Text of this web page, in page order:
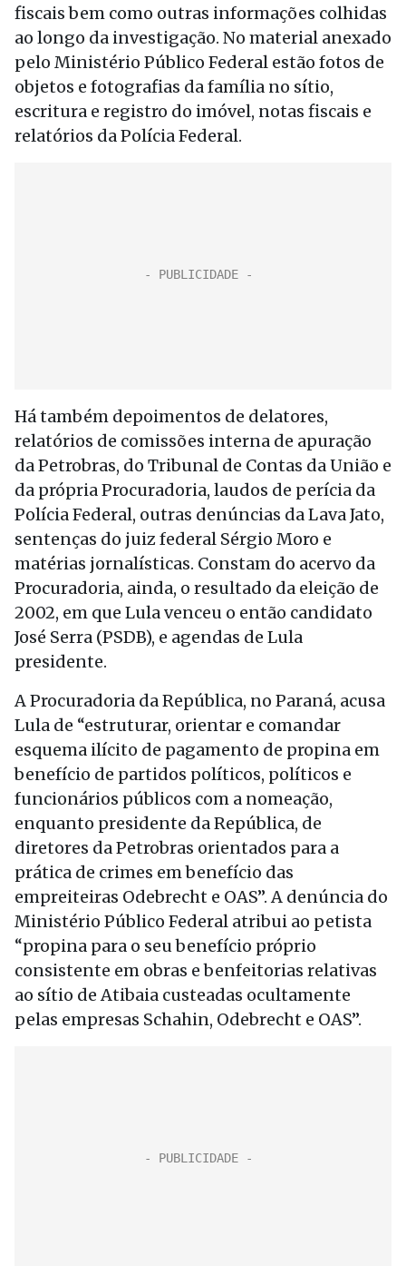
fiscais bem como outras informações colhidas
ao longo da investigação. No material anexado
pelo Ministério Público Federal estão fotos de
objetos e fotografias da família no sítio,
escritura e registro do imóvel, notas fiscais e
relatórios da Polícia Federal.
Há também depoimentos de delatores,
relatórios de comissões interna de apuração
da Petrobras, do Tribunal de Contas da União e
da própria Procuradoria, laudos de perícia da
Polícia Federal, outras denúncias da Lava Jato,
sentenças do juiz federal Sérgio Moro e
matérias jornalísticas. Constam do acervo da
Procuradoria, ainda, o resultado da eleição de
2002, em que Lula venceu o então candidato
José Serra (PSDB), e agendas de Lula
presidente.
A Procuradoria da República, no Paraná, acusa
Lula de “estruturar, orientar e comandar
esquema ilícito de pagamento de propina em
benefício de partidos políticos, políticos e
funcionários públicos com a nomeação,
enquanto presidente da República, de
diretores da Petrobras orientados para a
prática de crimes em benefício das
empreiteiras Odebrecht e OAS”. A denúncia do
Ministério Público Federal atribui ao petista
“propina para o seu benefício próprio
consistente em obras e benfeitorias relativas
ao sítio de Atibaia custeadas ocultamente
pelas empresas Schahin, Odebrecht e OAS”.